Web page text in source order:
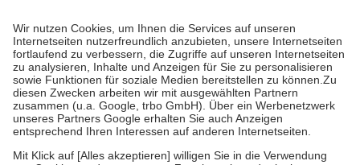
höchstens zehn Euro.
Es sind jedoch nie mehr als die tatsächlichen
Kosten der Leistung zu entrichten.
Diese Regeln gelten grundsätzlich auch für Online-Apotheken.
Bei Heilmitteln und häuslicher Krankenpflege beträgt die
Zuzahlung zehn Prozent der Kosten sowie zehn Euro je
Verordnung.
Um das Engagement der Versicherten für ihre eigene Gesundheit zu
stärken und die besondere Stellung der Familie zu unterstützen,
fallenkeine Zuzahlungenan bei: